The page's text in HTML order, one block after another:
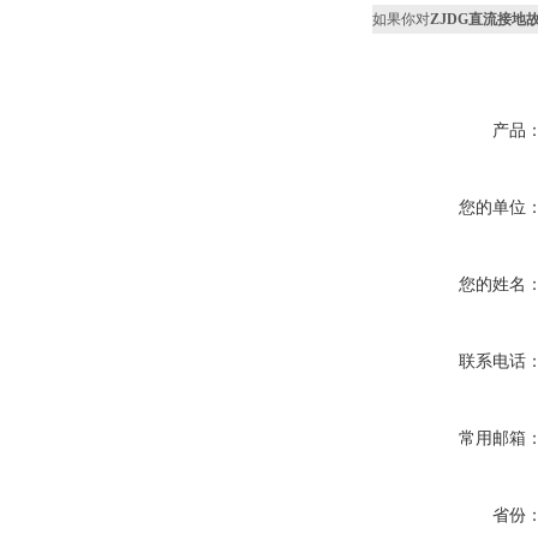
如果你对ZJDG直流接地
产品
您的单位
您的姓名
联系电话
常用邮箱
省份